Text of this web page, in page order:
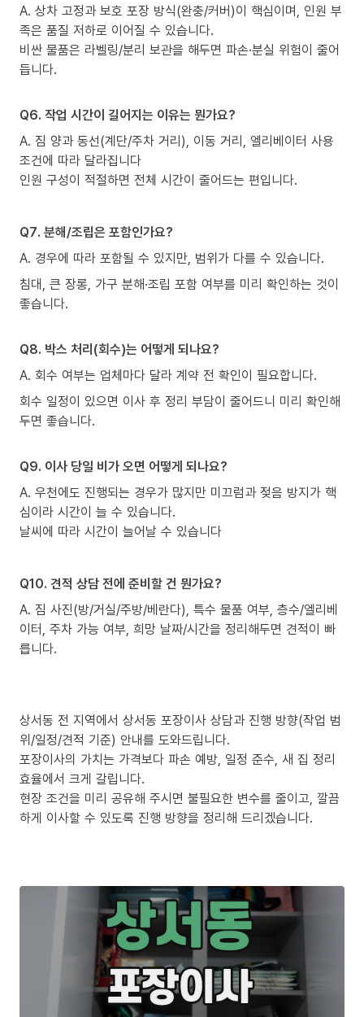
A. 상차 고정과 보호 포장 방식(완충/커버)이 핵심이며, 인원 부
족은 품질 저하로 이어질 수 있습니다.
비싼 물품은 라벨링/분리 보관을 해두면 파손·분실 위험이 줄어
듭니다.
Q6. 작업 시간이 길어지는 이유는 뭔가요?
A. 짐 양과 동선(계단/주차 거리), 이동 거리, 엘리베이터 사용
조건에 따라 달라집니다
인원 구성이 적절하면 전체 시간이 줄어드는 편입니다.
Q7. 분해/조립은 포함인가요?
A. 경우에 따라 포함될 수 있지만, 범위가 다를 수 있습니다.
침대, 큰 장롱, 가구 분해·조립 포함 여부를 미리 확인하는 것이
좋습니다.
Q8. 박스 처리(회수)는 어떻게 되나요?
A. 회수 여부는 업체마다 달라 계약 전 확인이 필요합니다.
회수 일정이 있으면 이사 후 정리 부담이 줄어드니 미리 확인해
두면 좋습니다.
Q9. 이사 당일 비가 오면 어떻게 되나요?
A. 우천에도 진행되는 경우가 많지만 미끄럼과 젖음 방지가 핵
심이라 시간이 늘 수 있습니다.
날씨에 따라 시간이 늘어날 수 있습니다
Q10. 견적 상담 전에 준비할 건 뭔가요?
A. 짐 사진(방/거실/주방/베란다), 특수 물품 여부, 층수/엘리베
이터, 주차 가능 여부, 희망 날짜/시간을 정리해두면 견적이 빠
릅니다.
상서동 전 지역에서 상서동 포장이사 상담과 진행 방향(작업 범
위/일정/견적 기준) 안내를 도와드립니다.
포장이사의 가치는 가격보다 파손 예방, 일정 준수, 새 집 정리
효율에서 크게 갈립니다.
현장 조건을 미리 공유해 주시면 불필요한 변수를 줄이고, 깔끔
하게 이사할 수 있도록 진행 방향을 정리해 드리겠습니다.